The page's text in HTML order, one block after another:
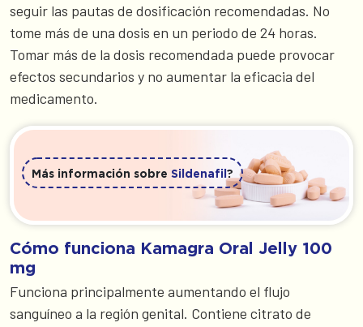
seguir las pautas de dosificación recomendadas. No
tome más de una dosis en un periodo de 24 horas.
Tomar más de la dosis recomendada puede provocar
efectos secundarios y no aumentar la eficacia del
medicamento.
Más información sobre Sildenafil ?
Cómo funciona Kamagra Oral Jelly 100
mg
Funciona principalmente aumentando el flujo
sanguíneo a la región genital. Contiene citrato de